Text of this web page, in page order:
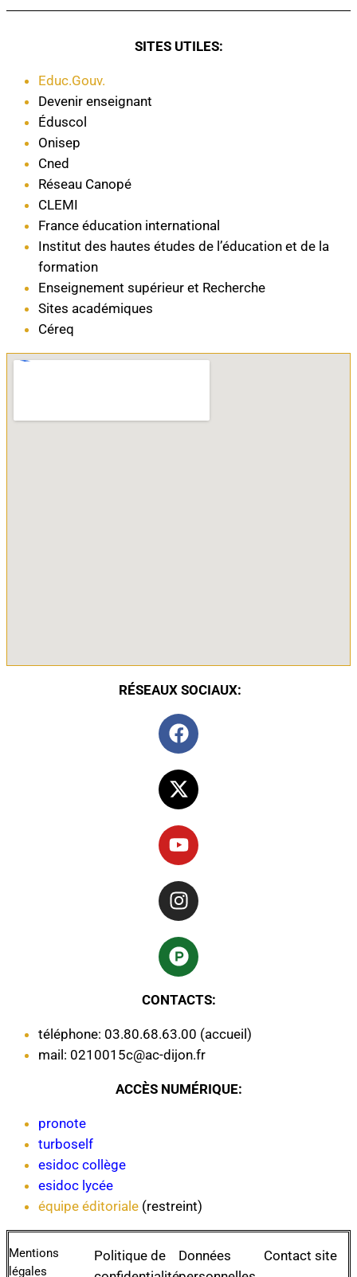
SITES UTILES:
Educ.Gouv.
Devenir enseignant
Éduscol
Onisep
Cned
Réseau Canopé
CLEMI
France éducation international
Institut des hautes études de l’éducation et de la
formation
Enseignement supérieur et Recherche
Sites académiques
Céreq
RÉSEAUX SOCIAUX:
CONTACTS:
téléphone: 03.80.68.63.00 (accueil)
mail: 0210015c@ac-dijon.fr
ACCÈS NUMÉRIQUE:
pronote
turboself
esidoc collège
esidoc lycée
équipe éditoriale (restreint)
Mentions
légales
Politique de
Données
Contact site